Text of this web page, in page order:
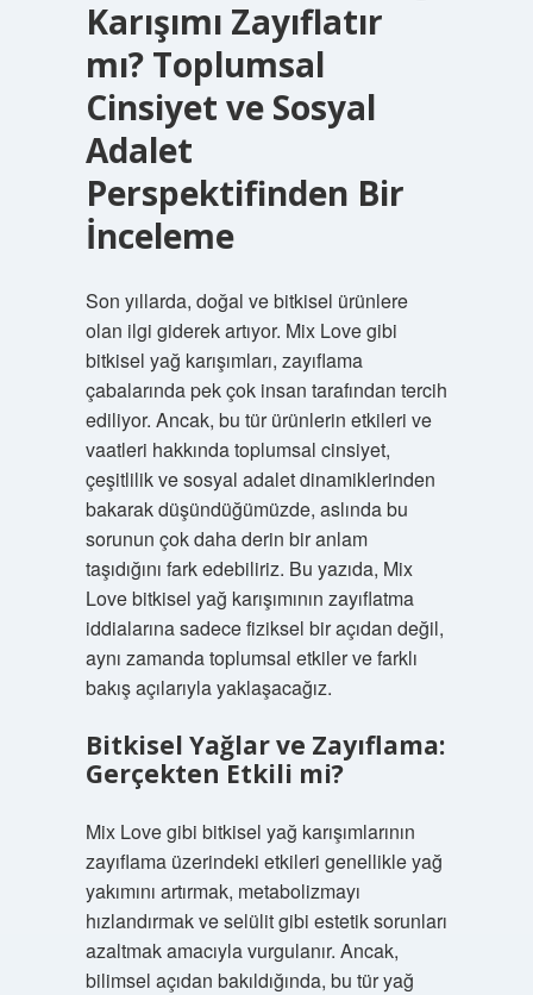
Karışımı Zayıflatır
mı? Toplumsal
Cinsiyet ve Sosyal
Adalet
Perspektifinden Bir
İnceleme
Son yıllarda, doğal ve bitkisel ürünlere
olan ilgi giderek artıyor. Mix Love gibi
bitkisel yağ karışımları, zayıflama
çabalarında pek çok insan tarafından tercih
ediliyor. Ancak, bu tür ürünlerin etkileri ve
vaatleri hakkında toplumsal cinsiyet,
çeşitlilik ve sosyal adalet dinamiklerinden
bakarak düşündüğümüzde, aslında bu
sorunun çok daha derin bir anlam
taşıdığını fark edebiliriz. Bu yazıda, Mix
Love bitkisel yağ karışımının zayıflatma
iddialarına sadece fiziksel bir açıdan değil,
aynı zamanda toplumsal etkiler ve farklı
bakış açılarıyla yaklaşacağız.
Bitkisel Yağlar ve Zayıflama:
Gerçekten Etkili mi?
Mix Love gibi bitkisel yağ karışımlarının
zayıflama üzerindeki etkileri genellikle yağ
yakımını artırmak, metabolizmayı
hızlandırmak ve selülit gibi estetik sorunları
azaltmak amacıyla vurgulanır. Ancak,
bilimsel açıdan bakıldığında, bu tür yağ